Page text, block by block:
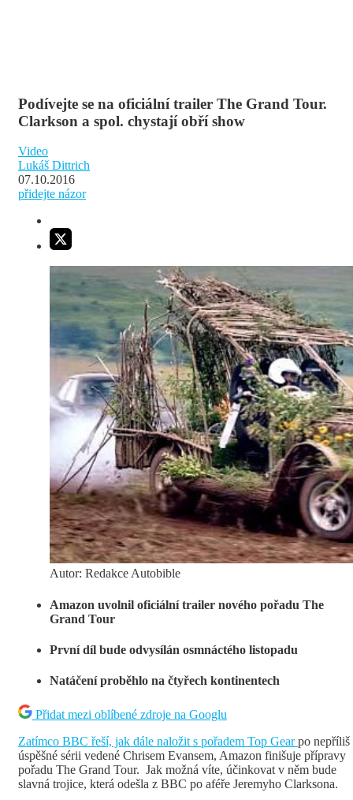
Podívejte se na oficiální trailer The Grand Tour.
Clarkson a spol. chystají obří show
Video
Lukáš Dittrich
07.10.2016
přidejte názor
Autor: Redakce Autobible
Amazon uvolnil oficiální trailer nového pořadu The
Grand Tour
První díl bude odvysílán osmnáctého listopadu
Natáčení proběhlo na čtyřech kontinentech
Přidat mezi oblíbené zdroje na Googlu
Zatímco BBC řeší, jak dále naložit s pořadem Top Gearpo nepříliš
úspěšné sérii vedené Chrisem Evansem, Amazon finišuje přípravy
pořadu The Grand Tour. Jak možná víte, účinkovat v něm bude
slavná trojice, která odešla z BBC po aféře Jeremyho Clarksona.